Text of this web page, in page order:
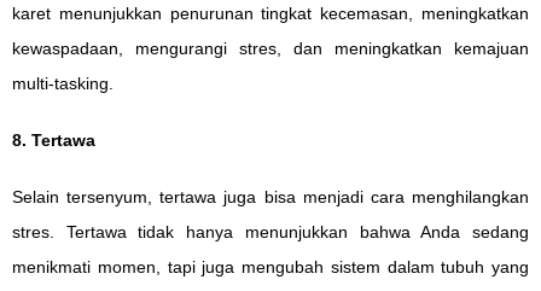
karet menunjukkan penurunan tingkat kecemasan, meningkatkan
kewaspadaan, mengurangi stres, dan meningkatkan kemajuan
multi-tasking.
8. Tertawa
Selain tersenyum, tertawa juga bisa menjadi cara menghilangkan
stres. Tertawa tidak hanya menunjukkan bahwa Anda sedang
menikmati momen, tapi juga mengubah sistem dalam tubuh yang